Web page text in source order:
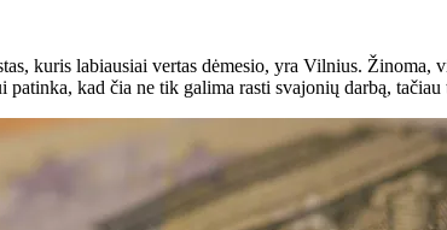
kuris labiausiai vertas dėmesio, yra Vilnius.
patinka, kad čia ne tik galima rasti svajonių darbą,